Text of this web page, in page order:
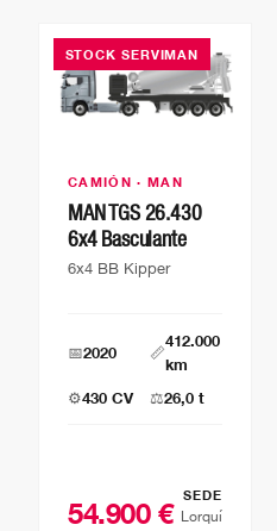
STOCK SERVIMAN
CAMIÓN · MAN
MAN TGS 26.430
6x4 Basculante
6x4 BB Kipper
📅2020 📏
412.000
km
⚙️430 CV ⚖️26,0 t
54.900 €
SEDE
Lorquí